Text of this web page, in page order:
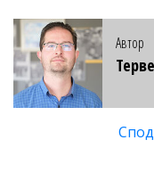
Автор